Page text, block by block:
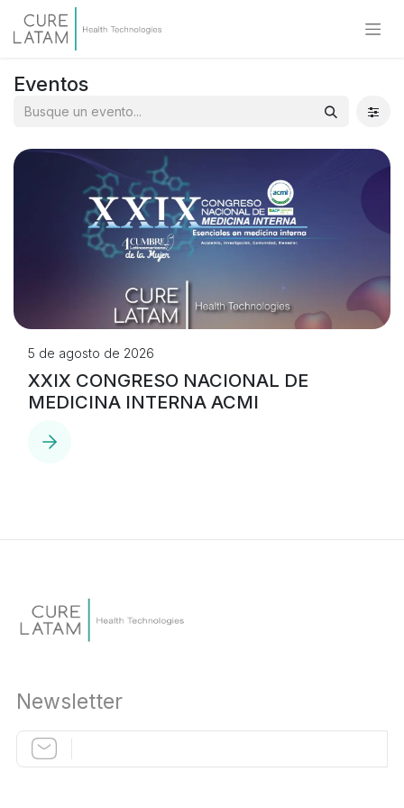
Eventos
5 de agosto de 2026
XXIX CONGRESO NACIONAL DE
MEDICINA INTERNA ACMI
Newsletter